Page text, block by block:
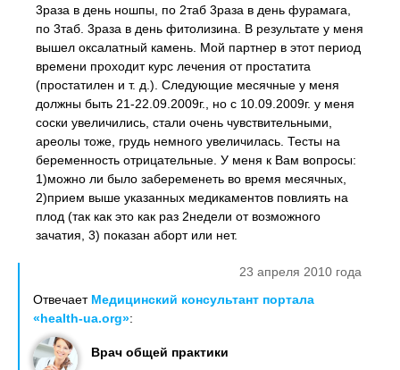
3раза в день ношпы, по 2таб 3раза в день фурамага,
по 3таб. 3раза в день фитолизина. В результате у меня
вышел оксалатный камень. Мой партнер в этот период
времени проходит курс лечения от простатита
(простатилен и т. д.). Следующие месячные у меня
должны быть 21-22.09.2009г., но с 10.09.2009г. у меня
соски увеличились, стали очень чувствительными,
ареолы тоже, грудь немного увеличилась. Тесты на
беременность отрицательные. У меня к Вам вопросы:
1)можно ли было забеременеть во время месячных,
2)прием выше указанных медикаментов повлиять на
плод (так как это как раз 2недели от возможного
зачатия, 3) показан аборт или нет.
23 апреля 2010 года
Отвечает Медицинский консультант портала
«health-ua.org»:
Врач общей практики